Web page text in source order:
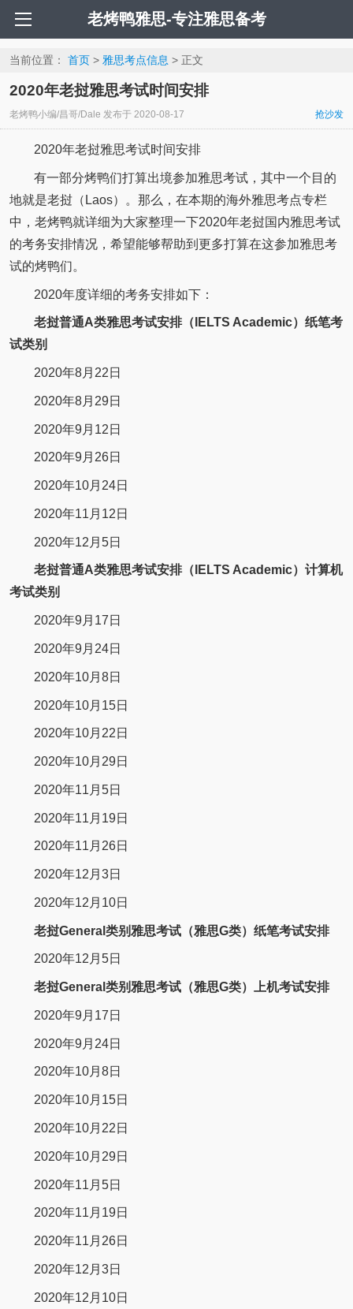
老烤鸭雅思-专注雅思备考
当前位置： 首页> 雅思考点信息 > 正文
2020年老挝雅思考试时间安排
老烤鸭小编/昌哥/Dale 发布于 2020-08-17 抢沙发
2020年老挝雅思考试时间安排
有一部分烤鸭们打算出境参加雅思考试，其中一个目的
地就是老挝（Laos）。那么，在本期的海外雅思考点专栏
中，老烤鸭就详细为大家整理一下2020年老挝国内雅思考试
的考务安排情况，希望能够帮助到更多打算在这参加雅思考
试的烤鸭们。
2020年度详细的考务安排如下：
老挝普通A类雅思考试安排（IELTS Academic）纸笔考
试类别
2020年8月22日
2020年8月29日
2020年9月12日
2020年9月26日
2020年10月24日
2020年11月12日
2020年12月5日
老挝普通A类雅思考试安排（IELTS Academic）计算机
考试类别
2020年9月17日
2020年9月24日
2020年10月8日
2020年10月15日
2020年10月22日
2020年10月29日
2020年11月5日
2020年11月19日
2020年11月26日
2020年12月3日
2020年12月10日
老挝General类别雅思考试（雅思G类）纸笔考试安排
2020年12月5日
老挝General类别雅思考试（雅思G类）上机考试安排
2020年9月17日
2020年9月24日
2020年10月8日
2020年10月15日
2020年10月22日
2020年10月29日
2020年11月5日
2020年11月19日
2020年11月26日
2020年12月3日
2020年12月10日